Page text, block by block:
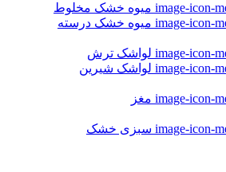
میوه خشک مخلوط
میوه خشک درسته
لواشک ترش
لواشک شیرین
مغز
سبزی خشک